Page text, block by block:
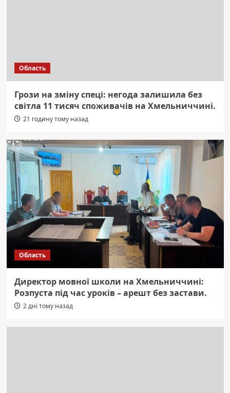
Область
Грози на зміну спеці: негода залишила без
світла 11 тисяч споживачів на Хмельниччині.
21 годину тому назад
Область
Директор мовної школи на Хмельниччині:
Розпуста під час уроків – арешт без застави.
2 дні тому назад